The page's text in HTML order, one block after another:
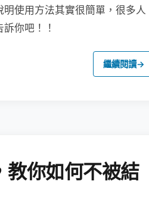
明使用方法其實很簡單，很多人
你吧！！
繼續閱讀→
教你如何不被結